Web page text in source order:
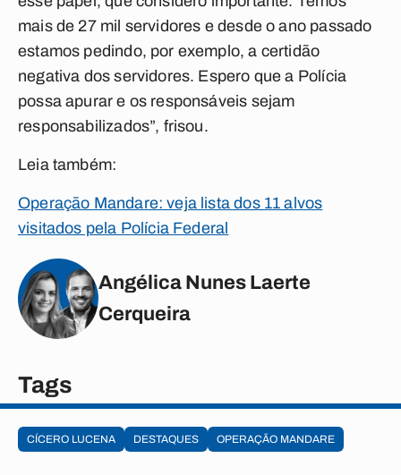
mais de 27 mil servidores e desde o ano passado
estamos pedindo, por exemplo, a certidão
negativa dos servidores. Espero que a Polícia
possa apurar e os responsáveis sejam
responsabilizados”, frisou.
Leia também:
Operação Mandare: veja lista dos 11 alvos
visitados pela Polícia Federal
Angélica Nunes Laerte
Cerqueira
Tags
CÍCERO LUCENA DESTAQUES OPERAÇÃO MANDARE